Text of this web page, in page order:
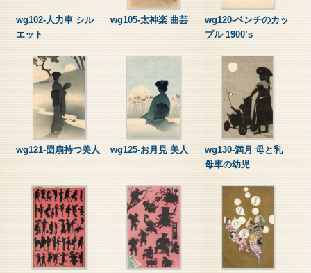
wg102-人力車 シル
エット
wg105-太神楽 曲芸
wg120-ベンチのカッ
プル 1900’s
wg121-団扇持つ美人 wg125-お月見 美人
wg130-満月 母と乳
母車の幼児